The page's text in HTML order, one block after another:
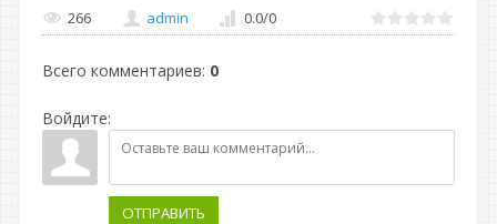
266 admin 0.0/0
Всего комментариев: 0
Войдите:
ОТПРАВИТЬ